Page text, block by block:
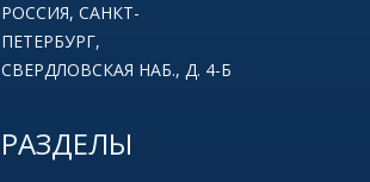
РОССИЯ, САНКТ-
ПЕТЕРБУРГ,
СВЕРДЛОВСКАЯ НАБ., Д. 4-Б
РАЗДЕЛЫ